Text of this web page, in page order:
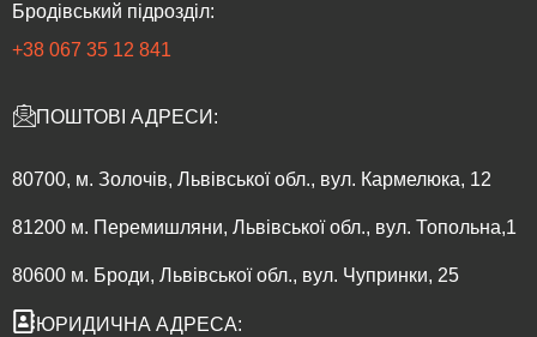
Бродівський підрозділ:
‎+38 067 35 12 841
ПОШТОВІ АДРЕСИ:
80700, м. Золочів, Львівської обл., вул. Кармелюка, 12
81200 м. Перемишляни, Львівської обл., вул. Топольна,1
80600 м. Броди, Львівської обл., вул. Чупринки, 25
ЮРИДИЧНА АДРЕСА: